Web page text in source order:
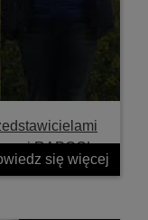
RAPOOL
się więcej